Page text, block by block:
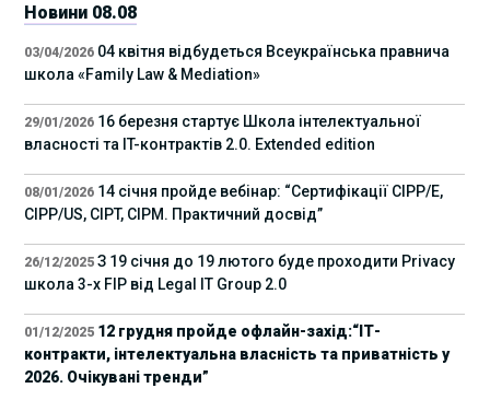
Новини 08.08
03/04/2026 04 квітня відбудеться Всеукраїнська правнича
школа «Family Law & Mediation»
29/01/2026 16 березня стартує Школа інтелектуальної
власності та IT-контрактів 2.0. Extended edition
08/01/2026 14 січня пройде вебінар: “Сертифікації СІРР/Е,
CIPP/US, CIPT, CIPM. Практичний досвід”
26/12/2025 З 19 січня до 19 лютого буде проходити Privacy
школа 3-х FIP від Legal IT Group 2.0
01/12/2025 12 грудня пройде офлайн-захід:“ІТ-
контракти, інтелектуальна власність та приватність у
2026. Очікувані тренди”